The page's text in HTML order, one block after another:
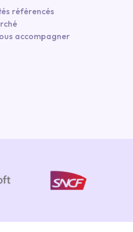
référencés
accompagner